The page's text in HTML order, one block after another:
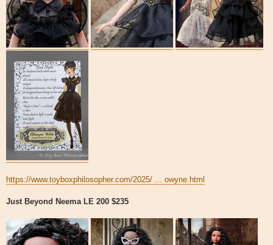
https://www.toyboxphilosopher.com/2025/ ... owyne.html
Just Beyond Neema LE 200 $235